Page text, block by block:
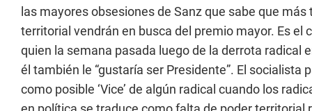
las mayores obsesiones de Sanz que sabe que
territorial vendrán en busca del premio mayor. Es
quien la semana pasada luego de la derrota radical
él también le “gustaría ser Presidente”. El
como posible ‘Vice’ de algún radical cuando los